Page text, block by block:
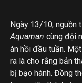
Ngày 13/10, nguồn
Aquaman cùng đội
án hồi đầu tuần.
ra là cho rằng bản
bị bạo hành. Đồng